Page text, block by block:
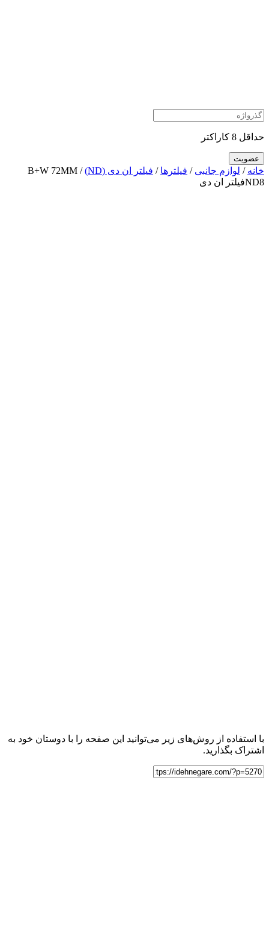
حداقل 8 کاراکتر
خانه / لوازم جانبی / فیلترها / فیلتر ان دی (ND)
/ B+W 72MM
ND8فیلتر ان دی
با استفاده از روش‌های زیر می‌توانید این صفحه را با دوستان خود به
اشتراک بگذارید.